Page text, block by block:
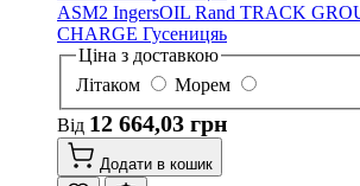
ASM2 IngersOIL Rand TRACK
CHARGE Гусеницяь
Ціна з доставкою
Літаком
Морем
Від 12 664,03 грн
Додати в кошик